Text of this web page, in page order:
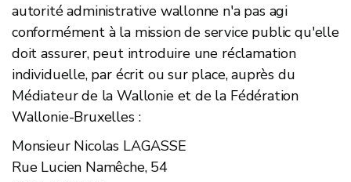
autorité administrative wallonne n'a pas agi
conformément à la mission de service public qu'elle
doit assurer, peut introduire une réclamation
individuelle, par écrit ou sur place, auprès du
Médiateur de la Wallonie et de la Fédération
Wallonie-Bruxelles :
Monsieur Nicolas LAGASSE
Rue Lucien Namêche, 54